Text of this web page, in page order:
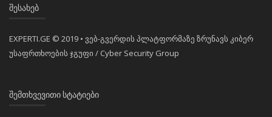
ᲨᲔᲡᲐᲮᲔᲑ
EXPERTI.GE © 2019 • ვებ-გვერდის პლატფორმაზე ზრუნავს კიბერ
უსაფრთხოების ჯგუფი / Cyber Security Group
ᲨᲔᲛᲗᲮᲕᲔᲕᲘᲗᲘ ᲡᲢᲐᲢᲘᲔᲑᲘ